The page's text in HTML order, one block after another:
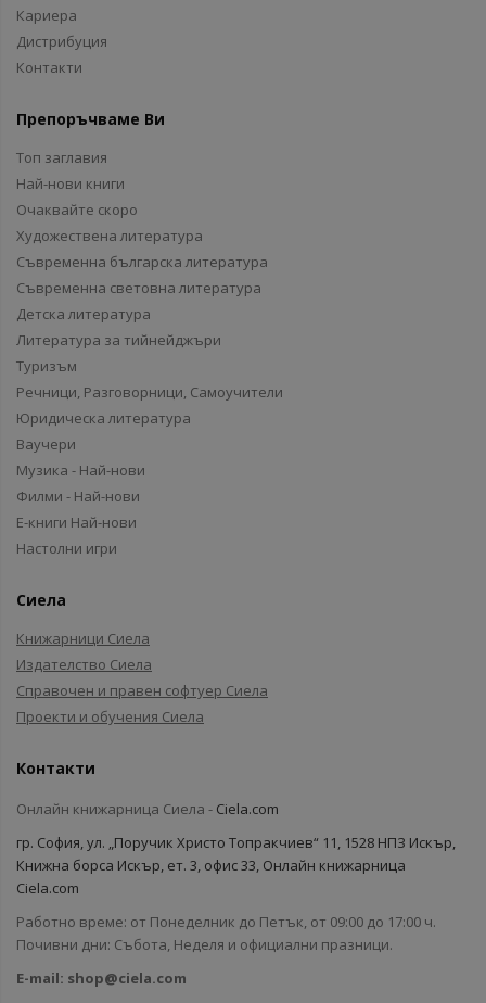
Кариера
Дистрибуция
Контакти
Препоръчваме Ви
Топ заглавия
Най-нови книги
Очаквайте скоро
Художествена литература
Съвременна българска литература
Съвременна световна литература
Детска литература
Литература за тийнейджъри
Туризъм
Речници, Разговорници, Самоучители
Юридическа литература
Ваучери
Музика - Най-нови
Филми - Най-нови
Е-книги Най-нови
Настолни игри
Сиела
Книжарници Сиела
Издателство Сиела
Справочен и правен софтуер Сиела
Проекти и обучения Сиела
Контакти
Онлайн книжарница Сиела - Ciela.com
гр. София, ул. „Поручик Христо Топракчиев“ 11, 1528 НПЗ Искър,
Книжна борса Искър, ет. 3, офис 33, Онлайн книжарница
Ciela.com
Работно време: от Понеделник до Петък, от 09:00 до 17:00 ч.
Почивни дни: Събота, Неделя и официални празници.
E-mail: shop@ciela.com